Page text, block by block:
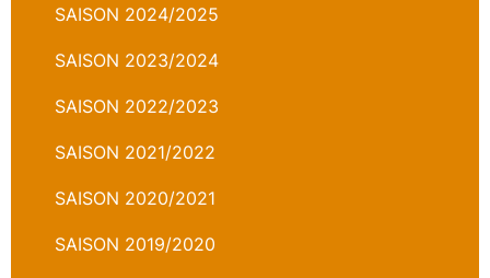
SAISON 2024/2025
SAISON 2023/2024
SAISON 2022/2023
SAISON 2021/2022
SAISON 2020/2021
SAISON 2019/2020